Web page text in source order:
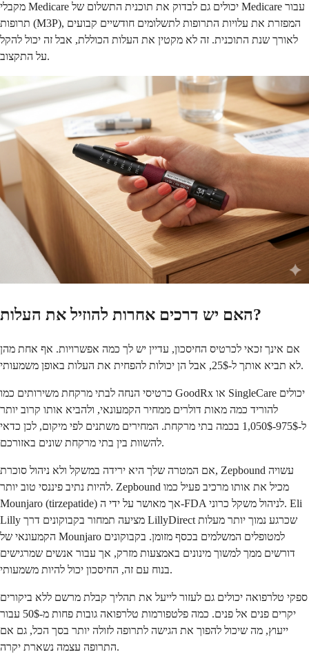
מקבלי Medicare יכולים גם לבדוק את תוכנית התשלום של Medicare עבור
תרופות (M3P), המפזרת את עלויות התרופות לתשלומים חודשיים קבועים
לאורך שנת התוכנית. זה לא מקטין את העלות הכוללת, אבל זה יכול להקל
על התקצוב.
האם יש דרכים אחרות להוזיל את העלות?
אם אינך זכאי לכרטיס החיסכון, עדיין יש לך כמה אפשרויות. אף אחת מהן
לא תביא אותך ל-25$, אבל הן יכולות להפחית את העלות באופן משמעותי.
כרטיסי הנחה לבתי מרקחת משירותים כמו GoodRx או SingleCare יכולים
להוריד כמה מאות דולרים ממחיר הקמעונאי, ולהביא אותו קרוב יותר
ל-975$-1,050$ בכמה בתי מרקחת. המחירים משתנים לפי מיקום, לכן כדאי
להשוות בין בתי מרקחת שונים באזורכם.
אם המטרה שלך היא ירידה במשקל ולא ניהול סוכרת, Zepbound עשויה
להיות נתיב פיננסי טוב יותר. Zepbound מכיל את אותו מרכיב פעיל כמו
Mounjaro (tirzepatide) אך מאושר על ידי ה-FDA לניהול משקל כרוני. Eli
Lilly מציעה תמחור בקבוקונים דרך LillyDirect שכרגע נמוך יותר מעלות
הקמעונאי של Mounjaro למטופלים המשלמים בכסף מזומן. בקבוקונים
דורשים ממך למשוך מינונים באמצעות מזרק, אך עבור אנשים שמרגישים
בנוח עם זה, החיסכון יכול להיות משמעותי.
ספקי טלרפואה יכולים גם לעזור לייעל את תהליך קבלת מרשם ללא ביקורים
יקרים פנים אל פנים. כמה פלטפורמות טלרפואה גובות פחות מ-50$ עבור
ייעוץ, מה שיכול להפוך את הגישה לתרופה לזולה יותר בסך הכל, גם אם
התרופה עצמה נשארת יקרה.